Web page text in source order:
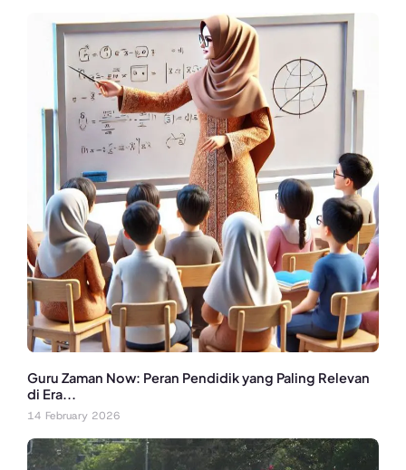
Guru Zaman Now: Peran Pendidik yang Paling Relevan
di Era...
14 February 2026